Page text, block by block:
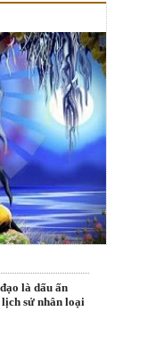
là dấu ấn
sử nhân loại